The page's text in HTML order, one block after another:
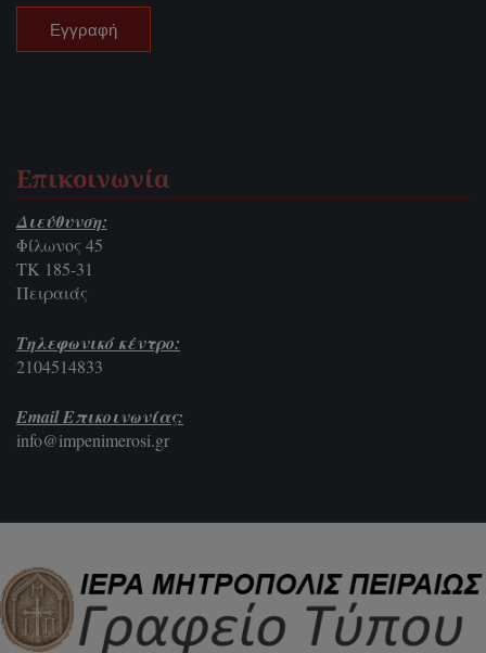
Επικοινωνία
Διεύθυνση:
Φίλωνος 45
ΤΚ 185-31
Πειραιάς
Τηλεφωνικό κέντρο:
2104514833
Email Επικοινωνίας:
info@impenimerosi.gr